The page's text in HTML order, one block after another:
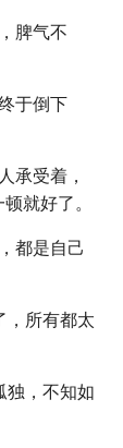
脾气不
于倒下
承受着，
就好了。
都是自己
，所有都太
独，不知如